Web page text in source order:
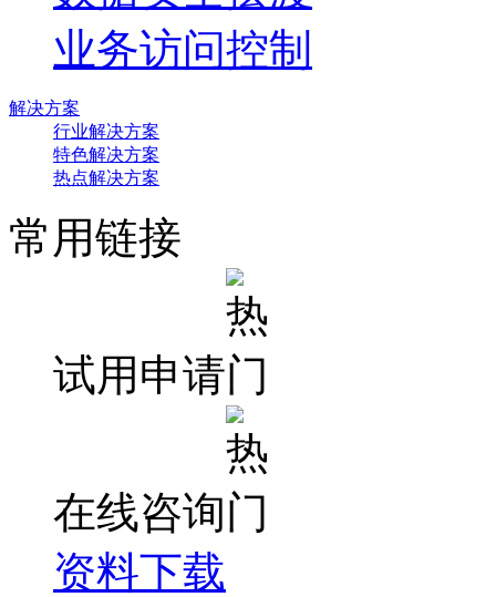
业务访问控制
解决方案
行业解决方案
特色解决方案
热点解决方案
常用链接
试用申请
在线咨询
资料下载